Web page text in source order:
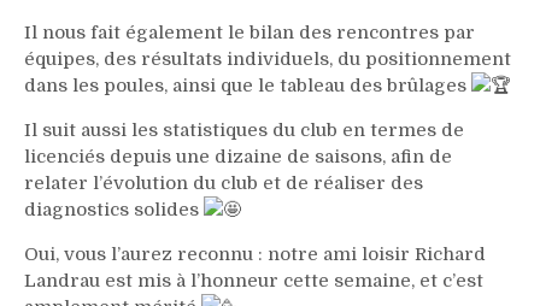
Il nous fait également le bilan des rencontres par
équipes, des résultats individuels, du positionnement
dans les poules, ainsi que le tableau des brûlages
Il suit aussi les statistiques du club en termes de
licenciés depuis une dizaine de saisons, afin de
relater l’évolution du club et de réaliser des
diagnostics solides
Oui, vous l’aurez reconnu : notre ami loisir Richard
Landrau est mis à l’honneur cette semaine, et c’est